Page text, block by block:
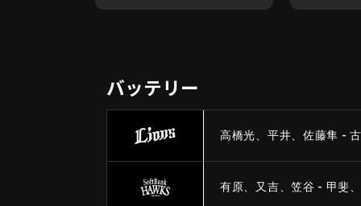
バッテリー
高橋光、平井、佐藤隼 -
有原、又吉、笠谷 - 甲斐